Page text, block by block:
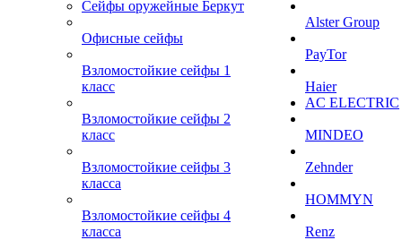
Сейфы оружейные Беркут
Офисные сейфы
Взломостойкие сейфы 1
класс
Взломостойкие сейфы 2
класс
Взломостойкие сейфы 3
класса
Взломостойкие сейфы 4
класса
Alster Group
PayTor
Haier
AC ELECTRIC
MINDEO
Zehnder
HOMMYN
Renz